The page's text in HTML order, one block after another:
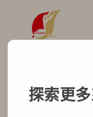
台灣製
探索更